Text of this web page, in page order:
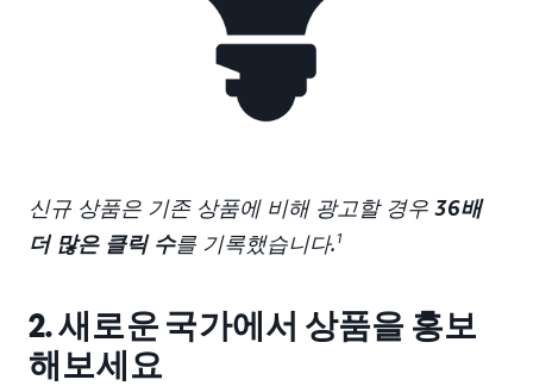
신규 상품은 기존 상품에 비해 광고할 경우 36배
더 많은 클릭 수를 기록했습니다.1
2. 새로운 국가에서 상품을 홍보
해보세요